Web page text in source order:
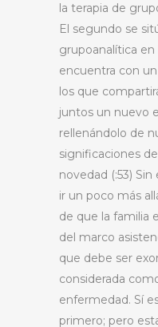
la terapia de
El segundo se
grupoanalítica
encuentra con
los que
juntos un nuevo
rellenándolo de
significaciones
novedad (:53)
ir un poco más
de que la familia
del marco
que debe ser
considerada
enfermedad. Sí
primero; pero